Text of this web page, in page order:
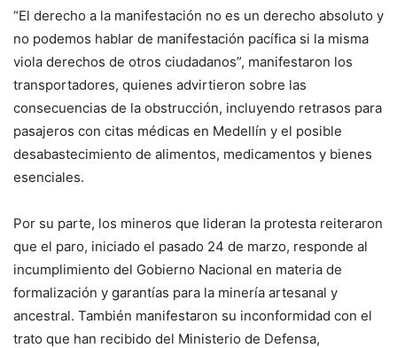
“El derecho a la manifestación no es un derecho absoluto y
no podemos hablar de manifestación pacífica si la misma
viola derechos de otros ciudadanos”, manifestaron los
transportadores, quienes advirtieron sobre las
consecuencias de la obstrucción, incluyendo retrasos para
pasajeros con citas médicas en Medellín y el posible
desabastecimiento de alimentos, medicamentos y bienes
esenciales.
Por su parte, los mineros que lideran la protesta reiteraron
que el paro, iniciado el pasado 24 de marzo, responde al
incumplimiento del Gobierno Nacional en materia de
formalización y garantías para la minería artesanal y
ancestral. También manifestaron su inconformidad con el
trato que han recibido del Ministerio de Defensa,